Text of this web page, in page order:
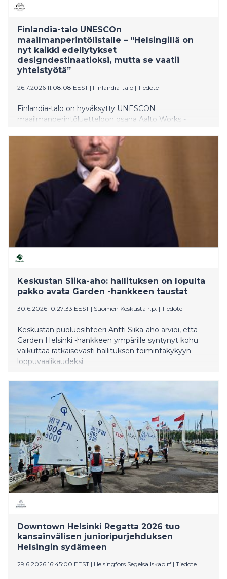
Finlandia-talo UNESCOn
maailmanperintölistalle – “Helsingillä on
nyt kaikki edellytykset
designdestinaatioksi, mutta se vaatii
yhteistyötä”
26.7.2026 11:08:08 EEST | Finlandia-talo | Tiedote
Finlandia-talo on hyväksytty UNESCON
maailmanperintöluetteloon osana Aalto Works -
viisi sijaitsee Helsingissä, ja Finlandia-talo tarjoaa niistä
yleisölle laajimman ja näyttävimmän kokonaisuuden.
Finlandia-talon toimitusjohtajan mukaan Helsingillä
on nyt edellytykset nousta
kansainväliseksi designdestinaatioksi, mutta se vaatii
kunnianhimoisen vision ja laajaa yhteistyötä.
Keskustan Siika-aho: hallituksen on lopulta
pakko avata Garden -hankkeen taustat
30.6.2026 10:27:33 EEST | Suomen Keskusta r.p. | Tiedote
Keskustan puoluesihteeri Antti Siika-aho arvioi, että
Garden Helsinki -hankkeen ympärille syntynyt kohu
vaikuttaa ratkaisevasti hallituksen toimintakykyyn
loppuvaalikaudeksi.
Downtown Helsinki Regatta 2026 tuo
kansainvälisen junioripurjehduksen
Helsingin sydämeen
29.6.2026 16:45:00 EEST | Helsingfors Segelsällskap rf | Tiedote